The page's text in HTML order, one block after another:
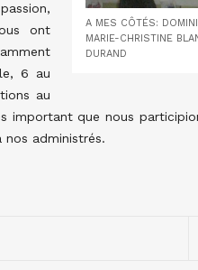
A MES CÔTÉS:
MARIE-CHRISTINE
DURAND
ont
6 au
au
important que nous
administrés.